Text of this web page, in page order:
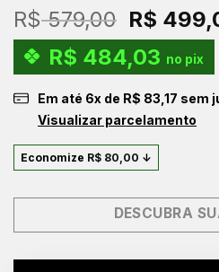
R$579,00 O
preço
original
era:
R$
R$
R$ 484,03 no pix
Em até 6x de R$ 83,17 sem
Visualizar parcelamento
Economize R$ 80,00 ↓
DESCUBRA